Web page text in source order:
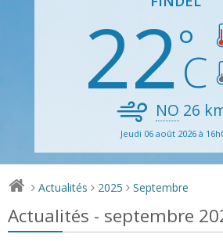
22
NO 26
Jeudi 06 août 2026 à
> Actualités > 2025 > Septembre
Actualités - septembre